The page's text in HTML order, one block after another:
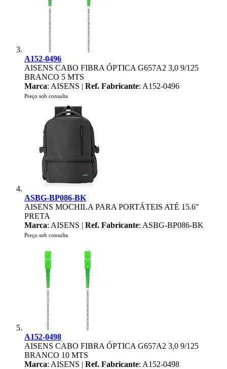
A152-0496
AISENS CABO FIBRA ÓPTICA G657A2 3,0 9/125
BRANCO 5 MTS
Marca: AISENS | Ref. Fabricante: A152-0496
Preço sob consulta
ASBG-BP086-BK
AISENS MOCHILA PARA PORTÁTEIS ATÉ 15.6"
PRETA
Marca: AISENS | Ref. Fabricante: ASBG-BP086-BK
Preço sob consulta
A152-0498
AISENS CABO FIBRA ÓPTICA G657A2 3,0 9/125
BRANCO 10 MTS
Marca: AISENS | Ref. Fabricante: A152-0498